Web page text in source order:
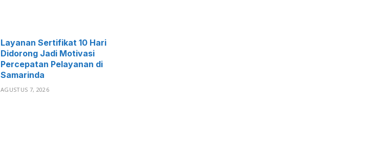
Layanan Sertifikat 10 Hari
Didorong Jadi Motivasi
Percepatan Pelayanan di
Samarinda
AGUSTUS 7, 2026